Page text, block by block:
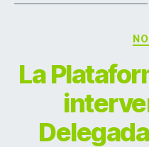
o
o
k
La